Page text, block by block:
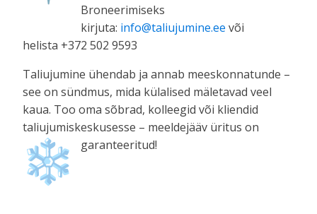
Broneerimiseks
kirjuta: info@taliujumine.ee või
helista +372 502 9593
Taliujumine ühendab ja annab meeskonnatunde –
see on sündmus, mida külalised mäletavad veel
kaua. Too oma sõbrad, kolleegid või kliendid
taliujumiskeskusesse – meeldejääv üritus on
garanteeritud!